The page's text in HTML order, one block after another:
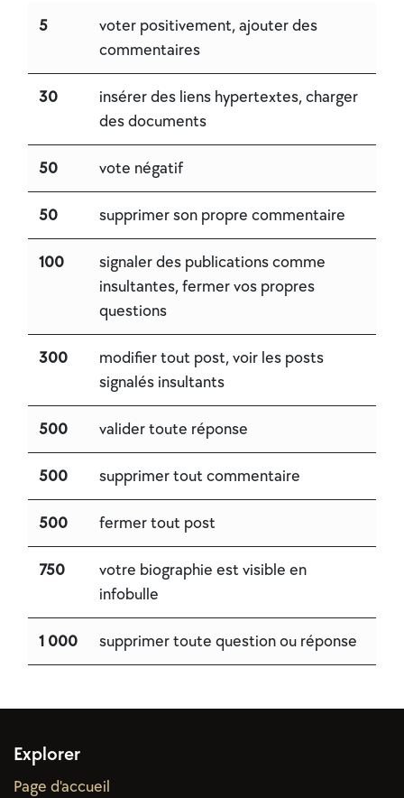
5
voter positivement, ajouter des
commentaires
30
insérer des liens hypertextes, charger
des documents
50 vote négatif
50 supprimer son propre commentaire
100
signaler des publications comme
insultantes, fermer vos propres
questions
300
modifier tout post, voir les posts
signalés insultants
500 valider toute réponse
500 supprimer tout commentaire
500 fermer tout post
750
votre biographie est visible en
infobulle
1 000 supprimer toute question ou réponse
Explorer
Page d'accueil